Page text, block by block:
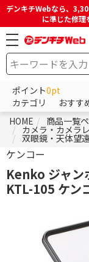
デンキチWebなら、
に準じた修理
ポイント0pt
カテゴリ
おすす
HOME
商品一覧
カメラ・カメラ
双眼鏡・天体望
ケンコー
Kenko ジャン
KTL-105 ケン